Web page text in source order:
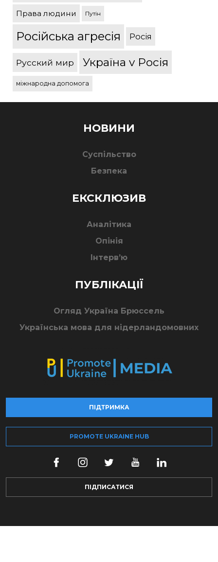
Права людини Путін
Російська агресія Росія
Русский мир Україна v Росія
міжнародна допомога
НОВИНИ
Суспільство
Безпека
ЕКСКЛЮЗИВ
Аналітика
Опінія
Інтерв’ю
ПУБЛІКАЦІЇ
Огляд Україна Брюссель
Українська мова для нідерландомовних
ПІДТРИМКА
PROMOTE UKRAINE HUB
ПІДПИСАТИСЯ